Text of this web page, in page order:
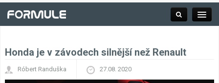
Honda je v závodech silnější než Renault
Róbert Randuška 27.08. 2020